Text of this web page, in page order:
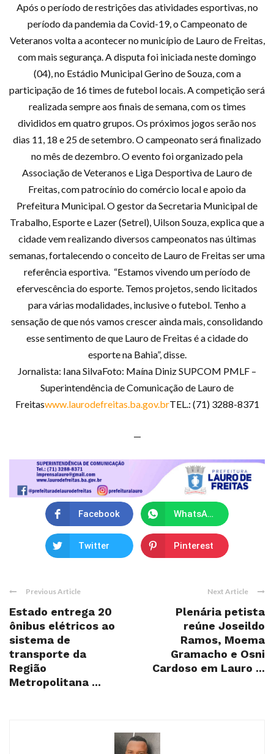
Após o período de restrições das atividades esportivas, no
período da pandemia da Covid-19, o Campeonato de
Veteranos volta a acontecer no município de Lauro de Freitas,
com mais segurança. A disputa foi iniciada neste domingo
(04), no Estádio Municipal Gerino de Souza, com a
participação de 16 times de futebol locais. A competição será
realizada sempre aos finais de semana, com os times
divididos em quatro grupos. Os próximos jogos serão nos
dias 11, 18 e 25 de setembro. O campeonato será finalizado
no mês de dezembro. O evento foi organizado pela
Associação de Veteranos e Liga Desportiva de Lauro de
Freitas, com patrocínio do comércio local e apoio da
Prefeitura Municipal. O gestor da Secretaria Municipal de
Trabalho, Esporte e Lazer (Setrel), Uilson Souza, explica que a
cidade vem realizando diversos campeonatos nas últimas
semanas, fortalecendo o conceito de Lauro de Freitas ser uma
referência esportiva. “Estamos vivendo um período de
efervescência do esporte. Temos projetos, sendo licitados
para várias modalidades, inclusive o futebol. Tenho a
sensação de que nós vamos crescer ainda mais, consolidando
esse sentimento de que Lauro de Freitas é a cidade do
esporte na Bahia”, disse.
Jornalista: Iana SilvaFoto: Maína Diniz SUPCOM PMLF –
Superintendência de Comunicação de Lauro de
Freitaswww.laurodefreitas.ba.gov.brTEL.: (71) 3288-8371
—
Facebook WhatsApp
Twitter Pinterest
Previous Article
Estado entrega 20
ônibus elétricos ao
sistema de
transporte da
Região
Metropolitana ...
Next Article
Plenária petista
reúne Joseildo
Ramos, Moema
Gramacho e Osni
Cardoso em Lauro ...